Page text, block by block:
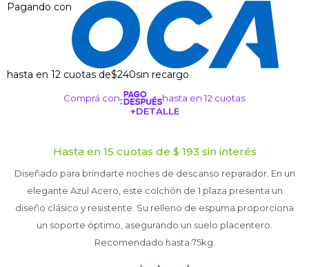
Pagando con
hasta en 12 cuotas de$240sin recargo
Comprá con
hasta en 12 cuotas
+DETALLE
Hasta en 15 cuotas de $ 193 sin interés
Diseñado para brindarte noches de descanso reparador. En un
elegante Azul Acero, este colchón de 1 plaza presenta un
diseño clásico y resistente. Su relleno de espuma proporciona
un soporte óptimo, asegurando un suelo placentero.
Recomendado hasta 75kg.